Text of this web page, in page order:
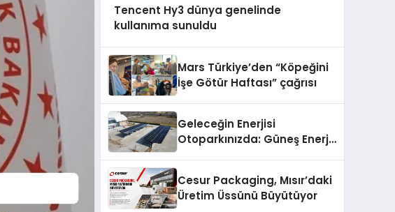
Tencent Hy3 dünya genelinde
kullanıma sunuldu
Mars Türkiye’den “Köpeğini
İşe Götür Haftası” çağrısı
Geleceğin Enerjisi
Otoparkınızda: Güneş Enerjili
Cesur Packaging, Mısır’daki
Üretim Üssünü Büyütüyor